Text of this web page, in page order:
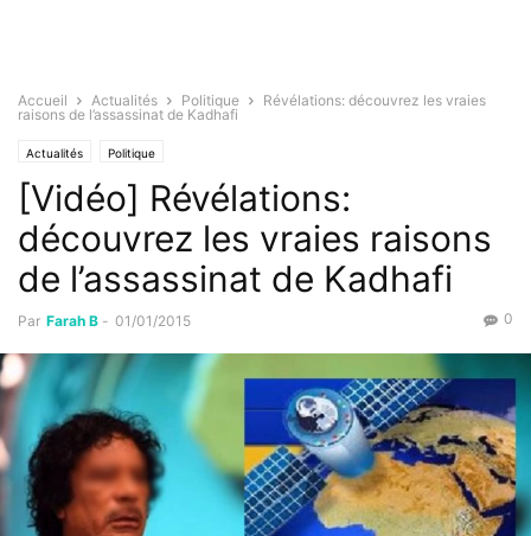
Accueil Actualités Politique
Révélations: découvrez les vraies
raisons de l’assassinat de Kadhafi
Actualités Politique
[Vidéo] Révélations:
découvrez les vraies raisons
de l’assassinat de Kadhafi
Par Farah B - 01/01/2015 0